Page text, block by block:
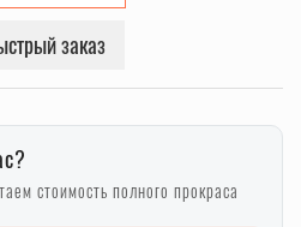
заказ
стоимость полного прокраса